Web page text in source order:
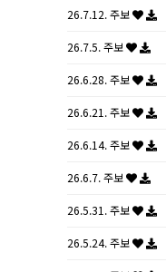
26.7.12. 주보
26.7.5. 주보
26.6.28. 주보
26.6.21. 주보
26.6.14. 주보
26.6.7. 주보
26.5.31. 주보
26.5.24. 주보